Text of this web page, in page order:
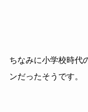
ちなみに小学校時代
ンだったそうです。